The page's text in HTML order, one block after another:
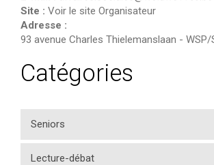
Site : Voir le site Organisateur
Adresse :
93 avenue Charles Thielemanslaan - WSP/
Catégories
Seniors
Lecture-débat